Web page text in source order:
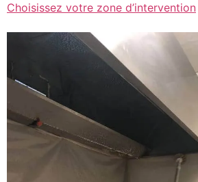
Choisissez votre zone d’intervention